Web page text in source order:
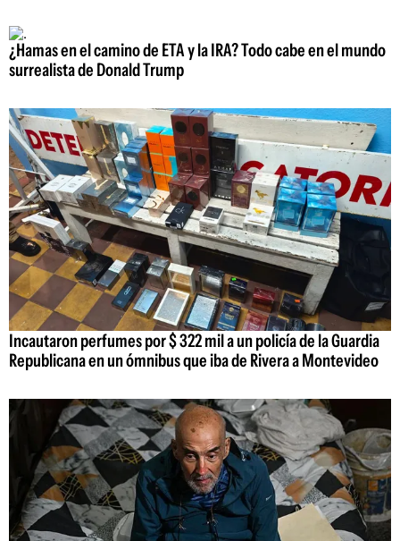
¿Hamas en el camino de ETA y la IRA? Todo cabe en el mundo
surrealista de Donald Trump
Incautaron perfumes por $ 322 mil a un policía de la Guardia
Republicana en un ómnibus que iba de Rivera a Montevideo